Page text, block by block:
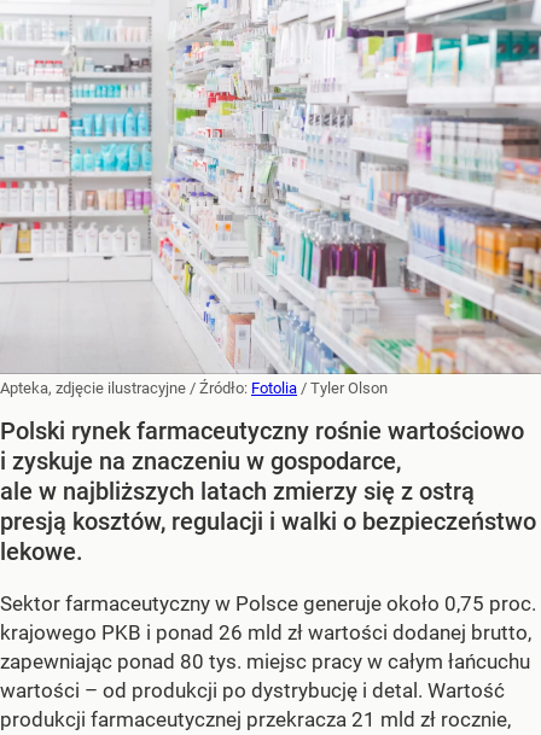
Apteka, zdjęcie ilustracyjne / Źródło: Fotolia / Tyler Olson
Polski rynek farmaceutyczny rośnie wartościowo
i zyskuje na znaczeniu w gospodarce,
ale w najbliższych latach zmierzy się z ostrą
presją kosztów, regulacji i walki o bezpieczeństwo
lekowe.
Sektor farmaceutyczny w Polsce generuje około 0,75 proc.
krajowego PKB i ponad 26 mld zł wartości dodanej brutto,
zapewniając ponad 80 tys. miejsc pracy w całym łańcuchu
wartości – od produkcji po dystrybucję i detal. Wartość
produkcji farmaceutycznej przekracza 21 mld zł rocznie,